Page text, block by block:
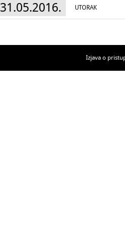
31.05.2016. UTORAK
Izjava o